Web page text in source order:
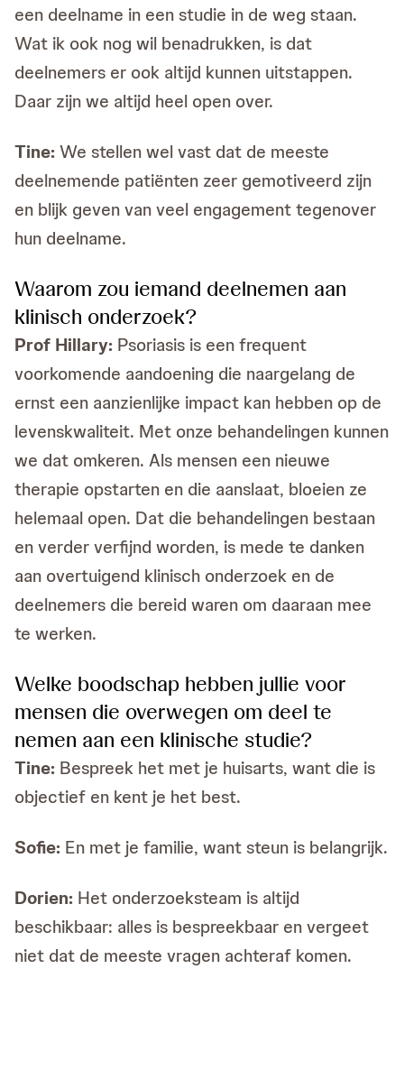
een deelname in een studie in de weg staan.
Wat ik ook nog wil benadrukken, is dat
deelnemers er ook altijd kunnen uitstappen.
Daar zijn we altijd heel open over.
Tine:We stellen wel vast dat de meeste
deelnemende patiënten zeer gemotiveerd zijn
en blijk geven van veel engagement tegenover
hun deelname.
Waarom zou iemand deelnemen aan
klinisch onderzoek?
Prof Hillary: Psoriasis is een frequent
voorkomende aandoening die naargelang de
ernst een aanzienlijke impact kan hebben op de
levenskwaliteit. Met onze behandelingen kunnen
we dat omkeren. Als mensen een nieuwe
therapie opstarten en die aanslaat, bloeien ze
helemaal open. Dat die behandelingen bestaan
en verder verfijnd worden, is mede te danken
aan overtuigend klinisch onderzoek en de
deelnemers die bereid waren om daaraan mee
te werken.
Welke boodschap hebben jullie voor
mensen die overwegen om deel te
nemen aan een klinische studie?
Tine: Bespreek het met je huisarts, want die is
objectief en kent je het best.
Sofie: En met je familie, want steun is belangrijk.
Dorien: Het onderzoeksteam is altijd
beschikbaar: alles is bespreekbaar en vergeet
niet dat de meeste vragen achteraf komen.